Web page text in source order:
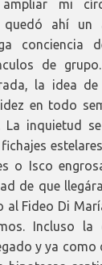
mi
quedó ahí un
conciencia
de
la idea
en todo
inquietud
o Isco
de que
al Fideo Di
Incluso
y ya como